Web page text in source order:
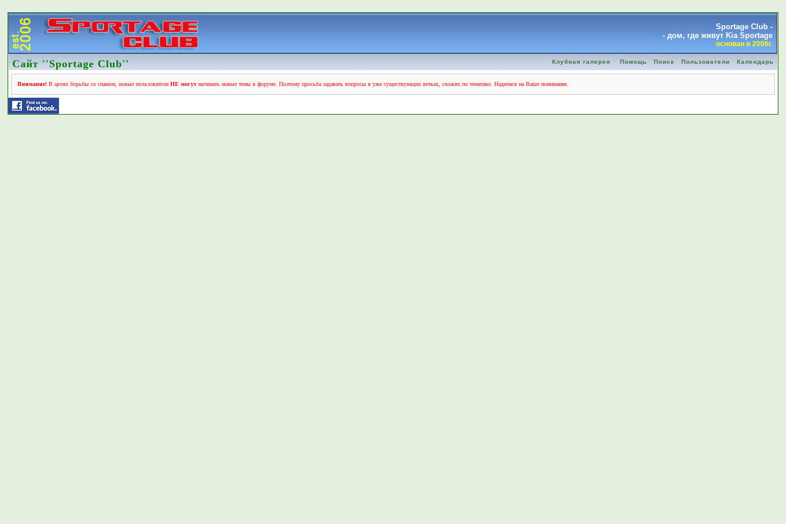
Sportage Club -
- дом, где живут Kia Sportage
основан в 2006г.
Сайт ''Sportage Club'' Клубная галерея Помощь Поиск Пользователи Календарь
Внимание! В целях борьбы со спамом, новые пользователиНЕ могут начинать новые темы в форуме. Поэтому просьба задавать вопросы в уже существующих ветках, схожих по тематике. Надеемся на Ваше понимание.